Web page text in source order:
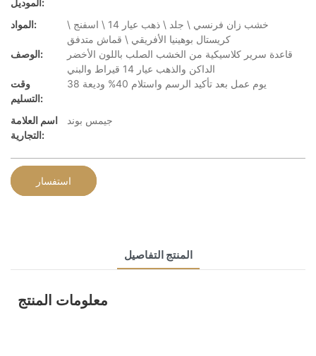
الموديل:
المواد:
خشب زان فرنسي \ جلد \ ذهب عيار 14 \ اسفنج \
كريستال بوهينيا الأفريقي \ قماش متدفق
الوصف:
قاعدة سرير كلاسيكية من الخشب الصلب باللون الأخضر
الداكن والذهب عيار 14 قيراط والبني
وقت
التسليم:
38 يوم عمل بعد تأكيد الرسم واستلام 40% وديعة
اسم العلامة
التجارية:
جيمس بوند
استفسار
المنتج التفاصيل
معلومات المنتج